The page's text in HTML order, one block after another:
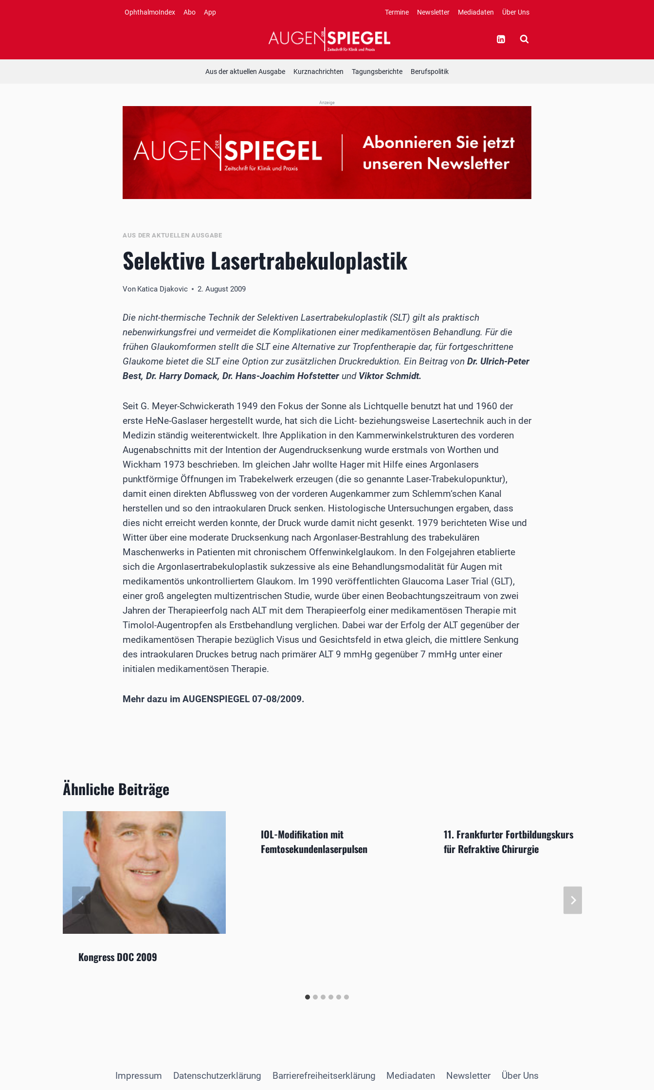
OphthalmoIndex Abo App Termine Newsletter Mediadaten Über Uns
Aus der aktuellen Ausgabe Kurznachrichten Tagungsberichte Berufspolitik
Anzeige
AUS DER AKTUELLEN AUSGABE
Selektive Lasertrabekuloplastik
Von Katica Djakovic 2. August 2009
Die nicht-thermische Technik der Selektiven Lasertrabekuloplastik (SLT) gilt als praktisch
nebenwirkungsfrei und vermeidet die Komplikationen einer medikamentösen Behandlung. Für die
frühen Glaukomformen stellt die SLT eine Alternative zur Tropfentherapie dar, für fortgeschrittene
Glaukome bietet die SLT eine Option zur zusätzlichen Druckreduktion. Ein Beitrag von Dr. Ulrich-Peter
Best, Dr. Harry Domack, Dr. Hans-Joachim Hofstetterund Viktor Schmidt.
Seit G. Meyer-Schwickerath 1949 den Fokus der Sonne als Lichtquelle benutzt hat und 1960 der
erste HeNe-Gaslaser hergestellt wurde, hat sich die Licht- beziehungsweise Lasertechnik auch in der
Medizin ständig weiterentwickelt. Ihre Applikation in den Kammerwinkelstrukturen des vorderen
Augenabschnitts mit der Intention der Augendrucksenkung wurde erstmals von Worthen und
Wickham 1973 beschrieben. Im gleichen Jahr wollte Hager mit Hilfe eines Argonlasers
punktförmige Öffnungen im Trabekelwerk erzeugen (die so genannte Laser-Trabekulopunktur),
damit einen direkten Abflussweg von der vorderen Augenkammer zum Schlemm‘schen Kanal
herstellen und so den intraokularen Druck senken. Histologische Untersuchungen ergaben, dass
dies nicht erreicht werden konnte, der Druck wurde damit nicht gesenkt. 1979 berichteten Wise und
Witter über eine moderate Drucksenkung nach Argonlaser-Bestrahlung des trabekulären
Maschenwerks in Patienten mit chronischem Offenwinkelglaukom. In den Folgejahren etablierte
sich die Argonlasertrabekuloplastik sukzessive als eine Behandlungsmodalität für Augen mit
medikamentös unkontrolliertem Glaukom. Im 1990 veröffentlichten Glaucoma Laser Trial (GLT),
einer groß angelegten multizentrischen Studie, wurde über einen Beobachtungszeitraum von zwei
Jahren der Therapieerfolg nach ALT mit dem Therapieerfolg einer medikamentösen Therapie mit
Timolol-Augentropfen als Erstbehandlung verglichen. Dabei war der Erfolg der ALT gegenüber der
medikamentösen Therapie bezüglich Visus und Gesichtsfeld in etwa gleich, die mittlere Senkung
des intraokularen Druckes betrug nach primärer ALT 9 mmHg gegenüber 7 mmHg unter einer
initialen medikamentösen Therapie.
Mehr dazu im AUGENSPIEGEL 07-08/2009.
Ähnliche Beiträge
Kongress DOC 2009
IOL-Modifikation mit
Femtosekundenlaserpulsen
11. Frankfurter Fortbildungskurs
für Refraktive Chirurgie
Impressum Datenschutzerklärung Barrierefreiheitserklärung Mediadaten Newsletter Über Uns